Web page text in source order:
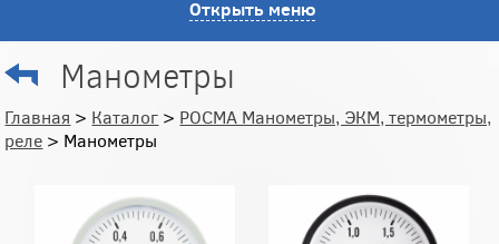
Открыть меню
Манометры
Главная > Каталог > РОСМА Манометры, ЭКМ, термометры,
реле > Манометры